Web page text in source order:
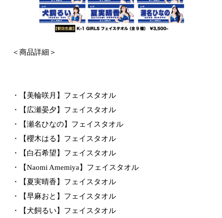
＜商品詳細＞
・【美輪咲月】フェイスタオル
・【広瀬晏夕】フェイスタオル
・【瀬名ひなの】フェイスタオル
・【櫻木はる】フェイスタオル
・【白石希望】フェイスタオル
・【Naomi Amemiya】フェイスタオル
・【夏実晴香】フェイスタオル
・【早麻おと】フェイスタオル
・【犬飼るい】フェイスタオル